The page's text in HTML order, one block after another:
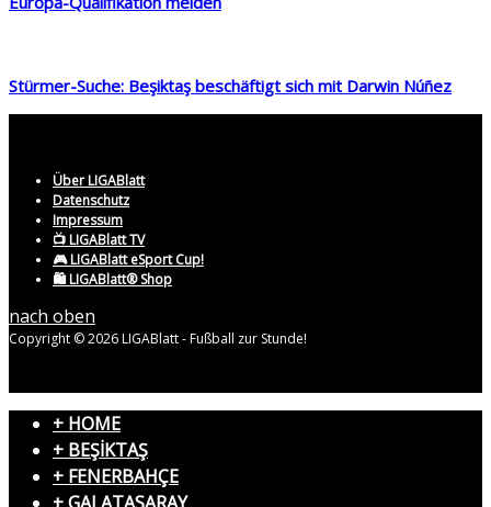
Stürmer-Suche: Beşiktaş beschäftigt sich mit Darwin Núñez
Über LIGABlatt
Datenschutz
Impressum
📺 LIGABlatt TV
🎮 LIGABlatt eSport Cup!
🛍️ LIGABlatt® Shop
nach oben
Copyright © 2026 LIGABlatt - Fußball zur Stunde!
+ HOME
+ BEŞİKTAŞ
+ FENERBAHÇE